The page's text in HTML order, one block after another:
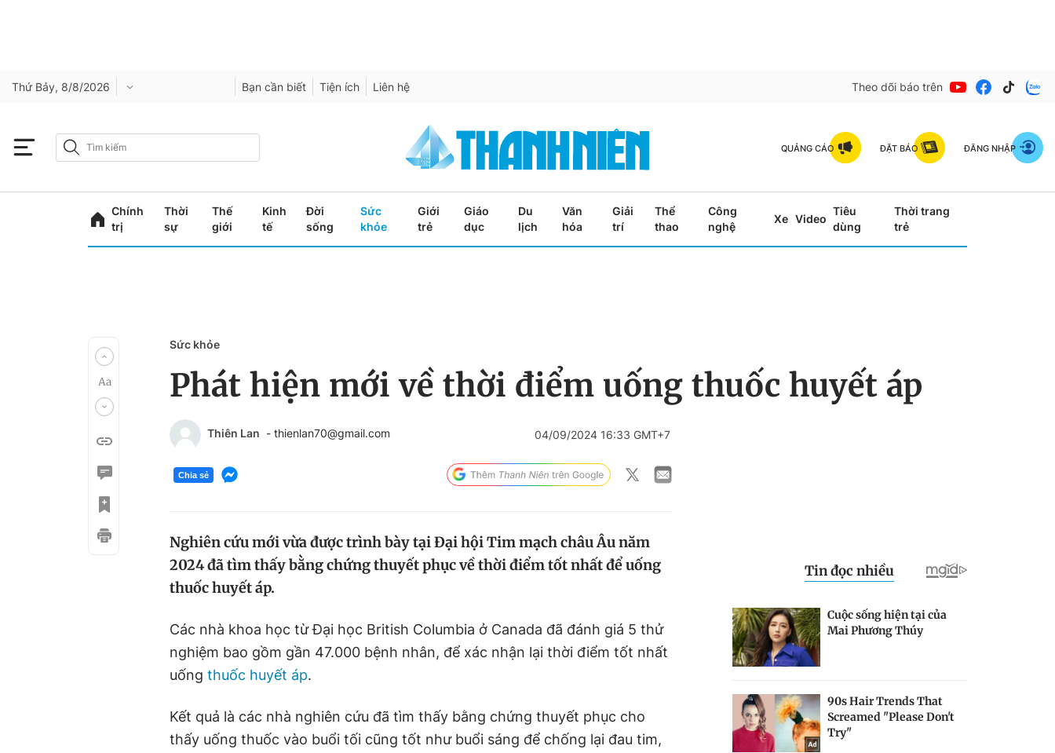
Thứ Bảy, 8/8/2026 Bạn cần biết Tiện ích Liên hệ Theo dõi báo trên
QUẢNG CÁO ĐẶT BÁO ĐĂNG NHẬP
Chính
trị
Thời
sự
Thế
giới
Kinh
tế
Đời
sống
Sức
khỏe
Giới
trẻ
Giáo
dục
Du
lịch
Văn
hóa
Giải
trí
Thể
thao
Công
nghệ
Xe Video
Tiêu
dùng
Thời trang
trẻ
Sức khỏe
Phát hiện mới về thời điểm uống thuốc huyết áp
Thiên Lan - thienlan70@gmail.com 04/09/2024 16:33 GMT+7
Chia sẻ
Nghiên cứu mới vừa được trình bày tại Đại hội Tim mạch châu Âu năm
2024 đã tìm thấy bằng chứng thuyết phục về thời điểm tốt nhất để uống
thuốc huyết áp.
Các nhà khoa học từ Đại học British Columbia ở Canada đã đánh giá 5 thử
nghiệm bao gồm gần 47.000 bệnh nhân, để xác nhận lại thời điểm tốt nhất
uống thuốc huyết áp.
Kết quả là các nhà nghiên cứu đã tìm thấy bằng chứng thuyết phục cho
thấy uống thuốc vào buổi tối cũng tốt như buổi sáng để chống lại đau tim,